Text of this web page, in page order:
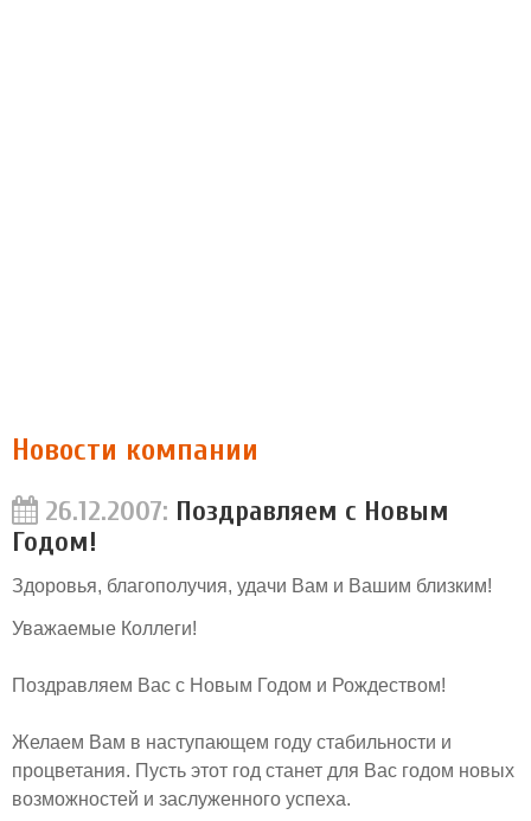
Новости компании
26.12.2007: Поздравляем с Новым
Годом!
Здоровья, благополучия, удачи Вам и Вашим близким!
Уважаемые Коллеги!
Поздравляем Вас с Новым Годом и Рождеством!
Желаем Вам в наступающем году стабильности и
процветания. Пусть этот год станет для Вас годом новых
возможностей и заслуженного успеха.